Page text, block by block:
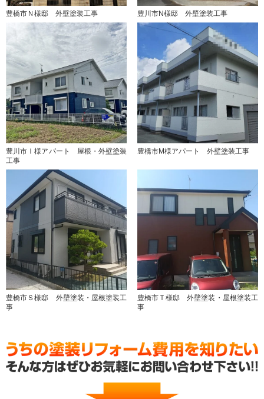
豊橋市Ｎ様邸 外壁塗装工事 豊川市N様邸 外壁塗装工事
豊川市Ⅰ様アパート 屋根・外壁塗装
工事
豊橋市M様アパート 外壁塗装工事
豊橋市Ｓ様邸 外壁塗装・屋根塗装工
事
豊橋市Ｔ様邸 外壁塗装・屋根塗装工
事